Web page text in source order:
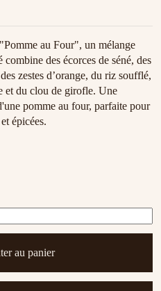
au Four", un mélange
des écorces de séné, des
zestes d’orange, du riz soufflé,
et du clou de girofle. Une
pomme au four, parfaite pour
épicées.
au panier